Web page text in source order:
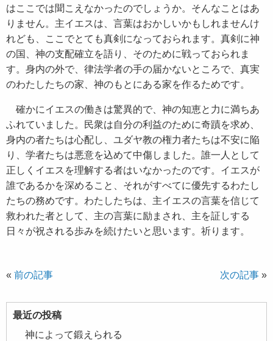
はここでは聞こえなかったのでしょうか。そんなことはあ
りません。主イエスは、言葉はおかしいかもしれませんけ
れども、ここでとても真剣になっておられます。真剣に神
の国、神の支配確立を語り、そのために戦っておられま
す。身内の外で、律法学者の手の届かないところで、真実
のわたしたちの家、神のもとにある家を作るためです。
確かにイエスの働きは驚異的で、神の知恵と力に満ちあ
ふれていました。民衆は自分の利益のために奇蹟を求め、
身内の者たちは心配し、ユダヤ教の権力者たちは不安に陥
り、学者たちは悪意を込めて中傷しました。誰一人として
正しくイエスを理解する者はいなかったのです。イエスが
誰であるかを深めること、それがすべてに優先するわたし
たちの務めです。わたしたちは、主イエスの言葉を信じて
救われた者として、主の言葉に励まされ、主を証しする
日々が祝される歩みを続けたいと思います。祈ります。
« 前の記事 次の記事 »
最近の投稿
神によって鍛えられる